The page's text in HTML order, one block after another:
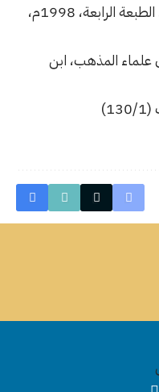
القاهرة، دار الكتاب اللبناني – بيروت، الطبعة الرابعة، 1998م،
علماء المذهب، ابن